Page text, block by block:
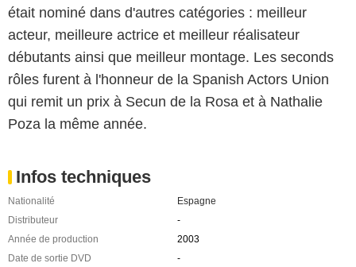
était nominé dans d'autres catégories : meilleur
acteur, meilleure actrice et meilleur réalisateur
débutants ainsi que meilleur montage. Les seconds
rôles furent à l'honneur de la Spanish Actors Union
qui remit un prix à Secun de la Rosa et à Nathalie
Poza la même année.
Infos techniques
Nationalité
Espagne
Distributeur
-
Année de production
2003
Date de sortie DVD
-